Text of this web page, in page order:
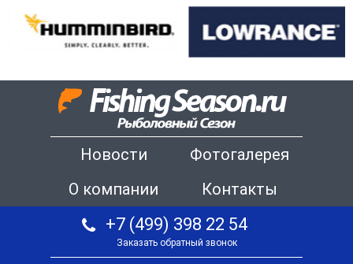
Новости
Фотогалерея
О компании
Контакты
+7 (499) 398 22 54
Заказать обратный звонок